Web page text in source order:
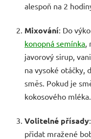
alespoň na 2
Mixování: Do
konopná semínka
javorový sirup,
na vysoké otáčky,
směs. Pokud je
kokosového mléka.
Volitelné přísady
přidat mražené